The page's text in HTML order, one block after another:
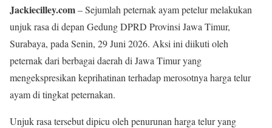
Jackiecilley.com– Sejumlah peternak ayam petelur melakukan
unjuk rasa di depan Gedung DPRD Provinsi Jawa Timur,
Surabaya, pada Senin, 29 Juni 2026. Aksi ini diikuti oleh
peternak dari berbagai daerah di Jawa Timur yang
mengekspresikan keprihatinan terhadap merosotnya harga telur
ayam di tingkat peternakan.
Unjuk rasa tersebut dipicu oleh penurunan harga telur yang